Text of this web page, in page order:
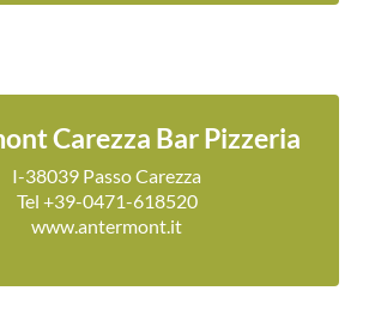
Carezza Bar Pizzeria
I-38039 Passo Carezza
Tel +39-0471-618520
www.antermont.it